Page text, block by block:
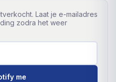
Laat je e-mailadres
zodra het weer
me